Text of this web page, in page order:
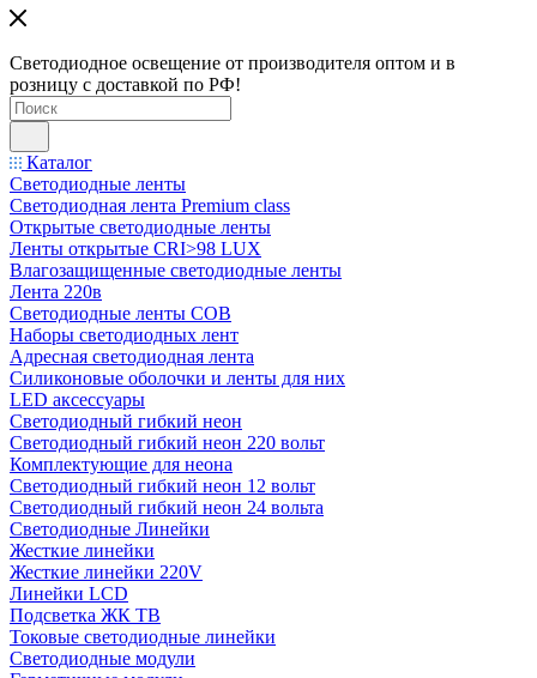
Светодиодное освещение от производителя оптом и в
розницу с доставкой по РФ!
Каталог
Светодиодные ленты
Светодиодная лента Premium class
Открытые светодиодные ленты
Ленты открытые CRI>98 LUX
Влагозащищенные светодиодные ленты
Лента 220в
Светодиодные ленты COB
Наборы светодиодных лент
Адресная светодиодная лента
Силиконовые оболочки и ленты для них
LED аксессуары
Светодиодный гибкий неон
Светодиодный гибкий неон 220 вольт
Комплектующие для неона
Светодиодный гибкий неон 12 вольт
Светодиодный гибкий неон 24 вольта
Светодиодные Линейки
Жесткие линейки
Жесткие линейки 220V
Линейки LCD
Подсветка ЖК ТВ
Токовые светодиодные линейки
Светодиодные модули